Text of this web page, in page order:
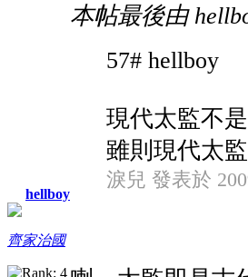
hellboy
齊家治國
本帖最後由
57# hellboy
現代太監不
雖則現代太
淚兒 發表於